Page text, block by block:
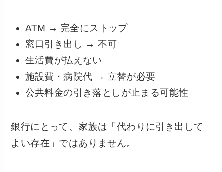
ATM → 完全にストップ
窓口引き出し → 不可
生活費が払えない
施設費・病院代 → 立替が必要
公共料金の引き落としが止まる可能性
銀行にとって、家族は「代わりに引き出して
よい存在」ではありません。